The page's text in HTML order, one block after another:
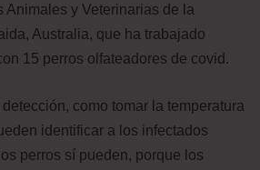
Animales y Veterinarias de la
Australia, que ha trabajado
15 perros olfateadores de covid.
como tomar la temperatura
identificar a los infectados
perros sí pueden, porque los